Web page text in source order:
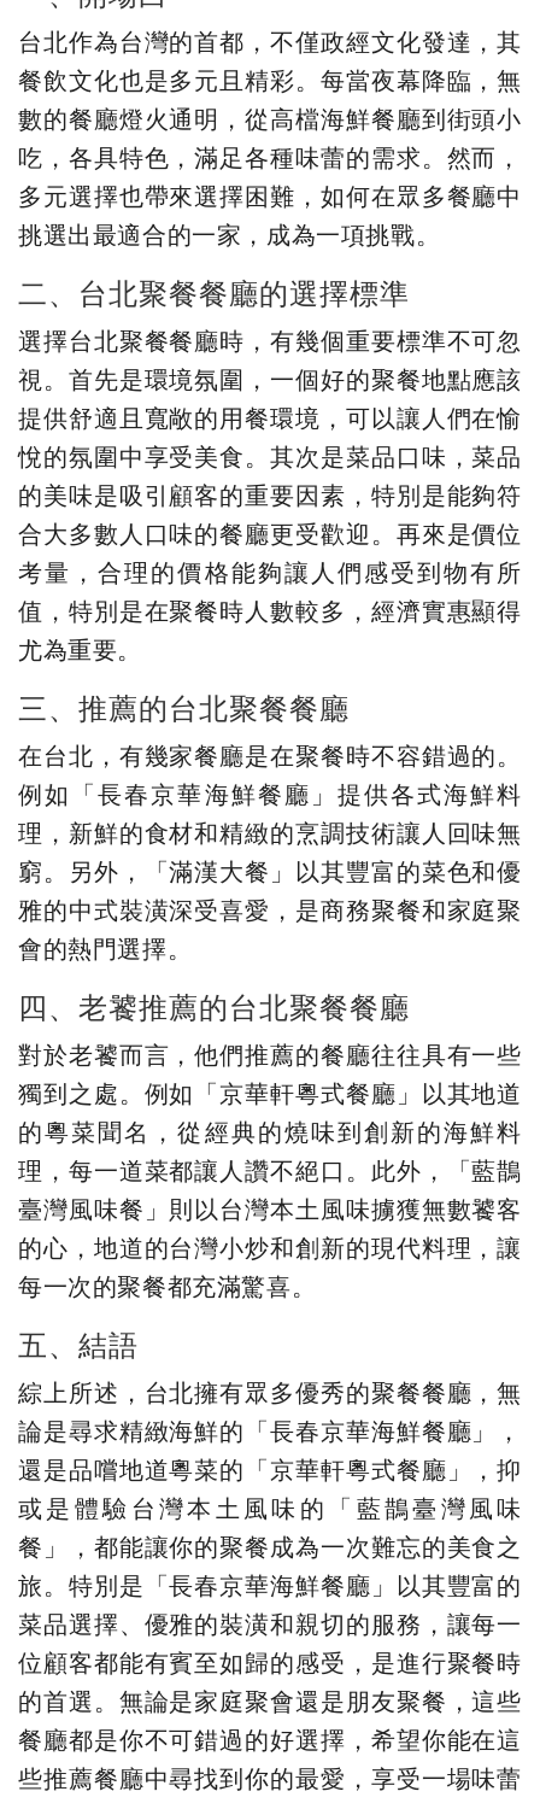
台北作為台灣的首都，不僅政經文化發達，其
餐飲文化也是多元且精彩。每當夜幕降臨，無
數的餐廳燈火通明，從高檔海鮮餐廳到街頭小
吃，各具特色，滿足各種味蕾的需求。然而，
多元選擇也帶來選擇困難，如何在眾多餐廳中
挑選出最適合的一家，成為一項挑戰。
二、台北聚餐餐廳的選擇標準
選擇台北聚餐餐廳時，有幾個重要標準不可忽
視。首先是環境氛圍，一個好的聚餐地點應該
提供舒適且寬敞的用餐環境，可以讓人們在愉
悅的氛圍中享受美食。其次是菜品口味，菜品
的美味是吸引顧客的重要因素，特別是能夠符
合大多數人口味的餐廳更受歡迎。再來是價位
考量，合理的價格能夠讓人們感受到物有所
值，特別是在聚餐時人數較多，經濟實惠顯得
尤為重要。
三、推薦的台北聚餐餐廳
在台北，有幾家餐廳是在聚餐時不容錯過的。
例如「長春京華海鮮餐廳」提供各式海鮮料
理，新鮮的食材和精緻的烹調技術讓人回味無
窮。另外，「滿漢大餐」以其豐富的菜色和優
雅的中式裝潢深受喜愛，是商務聚餐和家庭聚
會的熱門選擇。
四、老饕推薦的台北聚餐餐廳
對於老饕而言，他們推薦的餐廳往往具有一些
獨到之處。例如「京華軒粵式餐廳」以其地道
的粵菜聞名，從經典的燒味到創新的海鮮料
理，每一道菜都讓人讚不絕口。此外，「藍鵲
臺灣風味餐」則以台灣本土風味擄獲無數饕客
的心，地道的台灣小炒和創新的現代料理，讓
每一次的聚餐都充滿驚喜。
五、結語
綜上所述，台北擁有眾多優秀的聚餐餐廳，無
論是尋求精緻海鮮的「長春京華海鮮餐廳」，
還是品嚐地道粵菜的「京華軒粵式餐廳」，抑
或是體驗台灣本土風味的「藍鵲臺灣風味
餐」，都能讓你的聚餐成為一次難忘的美食之
旅。特別是「長春京華海鮮餐廳」以其豐富的
菜品選擇、優雅的裝潢和親切的服務，讓每一
位顧客都能有賓至如歸的感受，是進行聚餐時
的首選。無論是家庭聚會還是朋友聚餐，這些
餐廳都是你不可錯過的好選擇，希望你能在這
些推薦餐廳中尋找到你的最愛，享受一場味蕾